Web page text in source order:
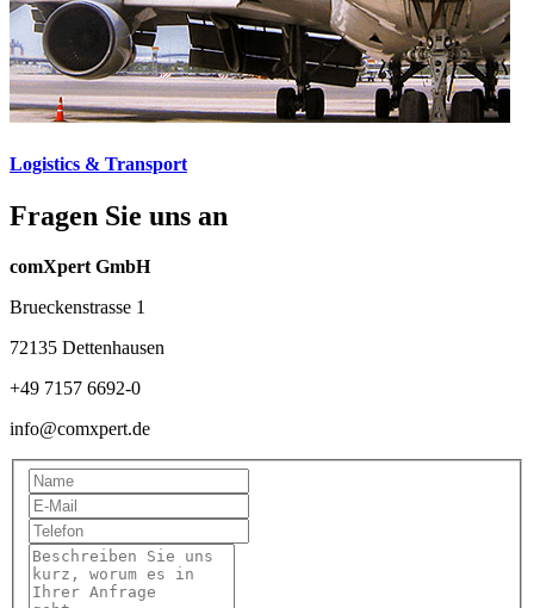
Logistics & Transport
Fragen Sie uns an
comXpert GmbH
Brueckenstrasse 1
72135 Dettenhausen
+49 7157 6692-0
info@comxpert.de